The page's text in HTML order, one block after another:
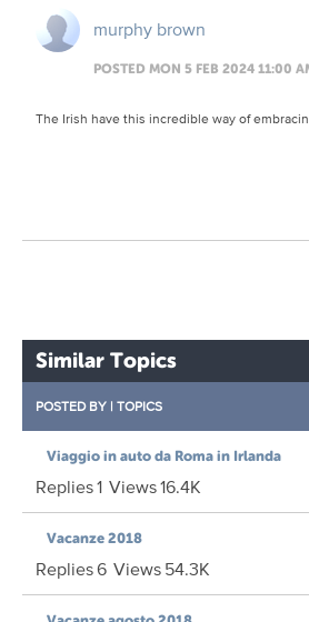
murphy brown
POSTED MON 5 FEB 2024 11:00
The Irish have this incredible way of
Similar Topics
POSTED BY | TOPICS
Viaggio in auto da Roma in Irlanda
Replies1 Views16.4K
Vacanze 2018
Replies6 Views54.3K